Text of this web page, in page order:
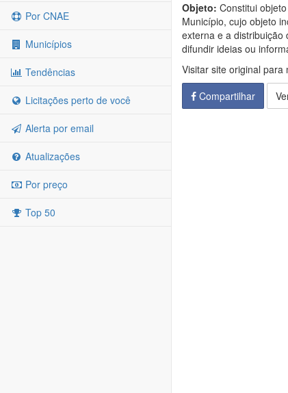
Por CNAE
Municípios
Tendências
Licitações perto de você
Alerta por email
Atualizações
Por preço
Top 50
Objeto: Constitui
Município, cujo objeto
externa e a distribuição
difundir ideias ou
Visitar site original para
Compartilhar